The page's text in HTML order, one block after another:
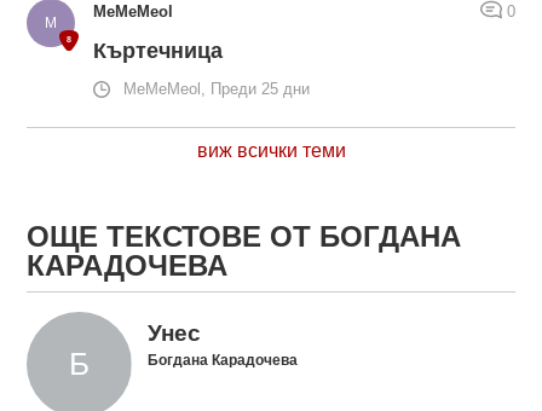
MeMeMeol 0
Къртечница
MeMeMeol, Преди 25 дни
виж всички теми
ОЩЕ ТЕКСТОВЕ ОТ БОГДАНА
КАРАДОЧЕВА
Унес
Богдана Карадочева